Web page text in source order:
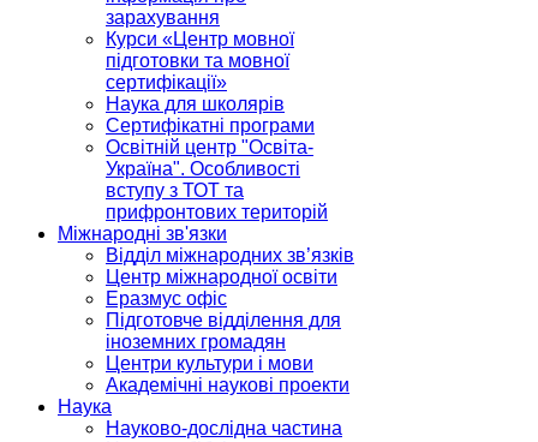
зарахування
Курси «Центр мовної
підготовки та мовної
сертифікації»
Наука для школярів
Сертифікатні програми
Освітній центр "Освіта-
Україна". Особливості
вступу з ТОТ та
прифронтових територій
Міжнародні зв'язки
Відділ міжнародних зв’язків
Центр міжнародної освіти
Еразмус офіс
Підготовче відділення для
іноземних громадян
Центри культури і мови
Академічні наукові проекти
Наука
Науково-дослідна частина